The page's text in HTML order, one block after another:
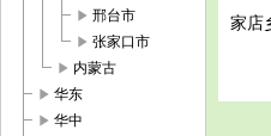
play_arrow 邢台市
play_arrow 张家口市
play_arrow 内蒙古
play_arrow 华东
play_arrow 华中
家店